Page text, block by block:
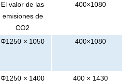
El valor de las
emisiones de
CO2
400×1080
Φ1250 × 1050 400×1080
Φ1250 × 1400 400 × 1430